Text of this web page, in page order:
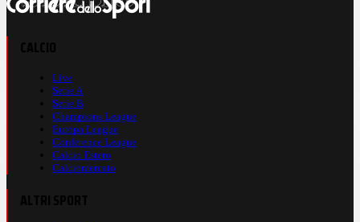
Live
Serie A
Serie B
Champions League
Europa League
Conference League
Calcio Estero
Calciomercato